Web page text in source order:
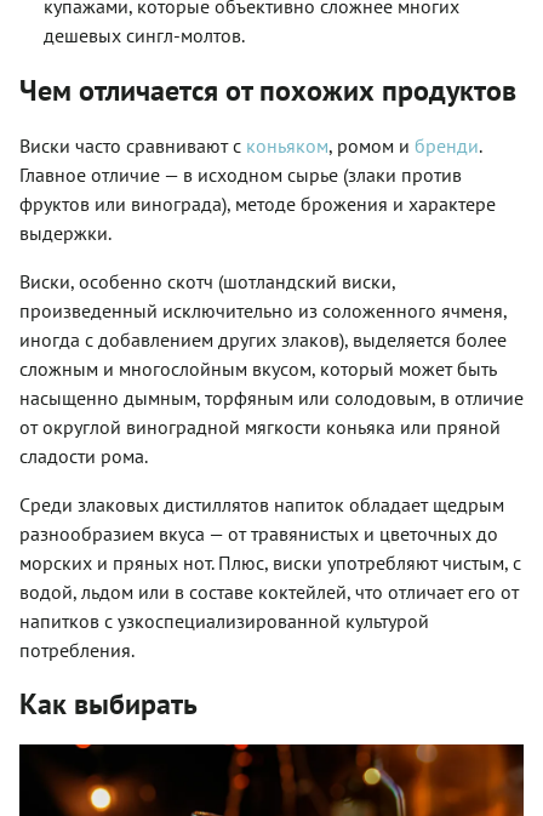
купажами, которые объективно сложнее многих
дешевых сингл-молтов.
Чем отличается от похожих продуктов
Виски часто сравнивают с коньяком, ромом и бренди.
Главное отличие — в исходном сырье (злаки против
фруктов или винограда), методе брожения и характере
выдержки.
Виски, особенно скотч (шотландский виски,
произведенный исключительно из соложенного ячменя,
иногда с добавлением других злаков), выделяется более
сложным и многослойным вкусом, который может быть
насыщенно дымным, торфяным или солодовым, в отличие
от округлой виноградной мягкости коньяка или пряной
сладости рома.
Среди злаковых дистиллятов напиток обладает щедрым
разнообразием вкуса — от травянистых и цветочных до
морских и пряных нот. Плюс, виски употребляют чистым, с
водой, льдом или в составе коктейлей, что отличает его от
напитков с узкоспециализированной культурой
потребления.
Как выбирать